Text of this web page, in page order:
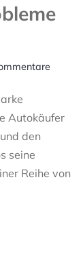
Autokäufer
den
seine
Reihe von